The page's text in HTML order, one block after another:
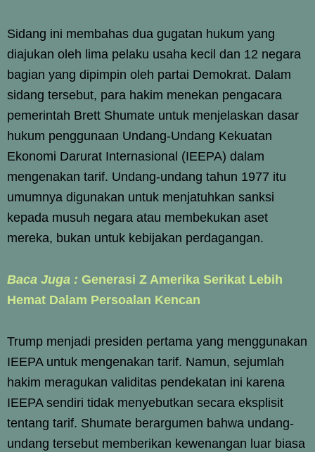
Sidang ini membahas dua gugatan hukum yang
diajukan oleh lima pelaku usaha kecil dan 12 negara
bagian yang dipimpin oleh partai Demokrat. Dalam
sidang tersebut, para hakim menekan pengacara
pemerintah Brett Shumate untuk menjelaskan dasar
hukum penggunaan Undang-Undang Kekuatan
Ekonomi Darurat Internasional (IEEPA) dalam
mengenakan tarif. Undang-undang tahun 1977 itu
umumnya digunakan untuk menjatuhkan sanksi
kepada musuh negara atau membekukan aset
mereka, bukan untuk kebijakan perdagangan.
Baca Juga : Generasi Z Amerika Serikat Lebih
Hemat Dalam Persoalan Kencan
Trump menjadi presiden pertama yang menggunakan
IEEPA untuk mengenakan tarif. Namun, sejumlah
hakim meragukan validitas pendekatan ini karena
IEEPA sendiri tidak menyebutkan secara eksplisit
tentang tarif. Shumate berargumen bahwa undang-
undang tersebut memberikan kewenangan luar biasa